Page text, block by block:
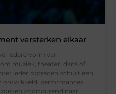
versterken elkaar
iedere vorm van
muziek, theater, dans of
ieder optreden schuilt een
ontwikkeld, performances
voortdurend naar